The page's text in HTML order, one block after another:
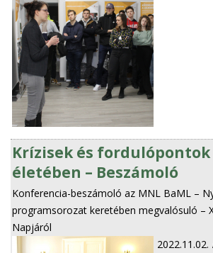
Krízisek és fordulópontok
életében – Beszámoló
Konferencia-beszámoló az MNL BaML –
programsorozat keretében megvalósuló –
Napjáról
2022.11.02.